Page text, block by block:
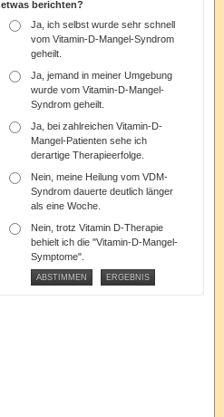
etwas berichten?
Ja, ich selbst wurde sehr schnell
vom Vitamin-D-Mangel-Syndrom
geheilt.
Ja, jemand in meiner Umgebung
wurde vom Vitamin-D-Mangel-
Syndrom geheilt.
Ja, bei zahlreichen Vitamin-D-
Mangel-Patienten sehe ich
derartige Therapieerfolge.
Nein, meine Heilung vom VDM-
Syndrom dauerte deutlich länger
als eine Woche.
Nein, trotz Vitamin D-Therapie
behielt ich die "Vitamin-D-Mangel-
Symptome".